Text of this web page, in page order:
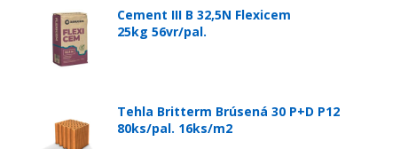
Cement III B 32,5N Flexicem
25kg 56vr/pal.
Tehla Britterm Brúsená 30 P+D P12
80ks/pal. 16ks/m2